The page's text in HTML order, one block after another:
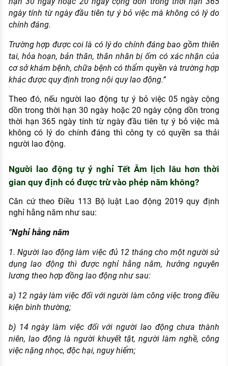
ngày tính từ ngày đầu tiên tự ý bỏ việc mà không có lý do
chính đáng.
Trường hợp được coi là có lý do chính đáng bao gồm thiên
tai, hỏa hoạn, bản thân, thân nhân bị ốm có xác nhận của
cơ sở khám bệnh, chữa bệnh có thẩm quyền và trường hợp
khác được quy định trong nội quy lao động.”
Theo đó, nếu người lao động tự ý bỏ việc 05 ngày cộng
dồn trong thời hạn 30 ngày hoặc 20 ngày cộng dồn trong
thời hạn 365 ngày tính từ ngày đầu tiên tự ý bỏ việc mà
không có lý do chính đáng thì công ty có quyền sa thải
người lao động.
Người lao động tự ý nghỉ Tết Âm lịch lâu hơn thời
gian quy định có được trừ vào phép năm không?
Căn cứ theo Điều 113 Bộ luật Lao động 2019 quy định
nghỉ hằng năm như sau:
“Nghỉ hằng năm
1. Người lao động làm việc đủ 12 tháng cho một người sử
dụng lao động thì được nghỉ hằng năm, hưởng nguyên
lương theo hợp đồng lao động như sau:
a) 12 ngày làm việc đối với người làm công việc trong điều
kiện bình thường;
b) 14 ngày làm việc đối với người lao động chưa thành
niên, lao động là người khuyết tật, người làm nghề, công
việc nặng nhọc, độc hại, nguy hiểm;